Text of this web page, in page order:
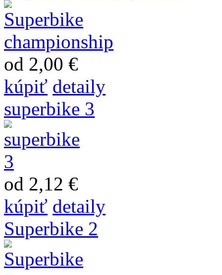
od 2,00 €
kúpiť detaily
superbike 3
od 2,12 €
kúpiť detaily
Superbike 2